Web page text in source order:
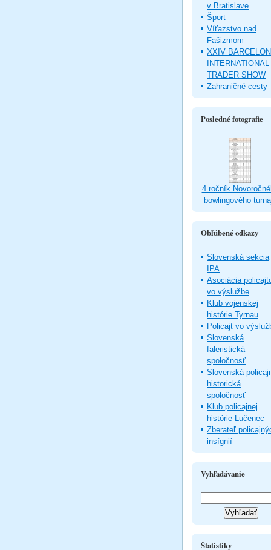
v Bratislave
Šport
Víťazstvo nad
Fašizmom
XXIV
INTERNATIONAL
TRADER SHOW
Zahraničné cesty
Posledné fotografie
4.ročník
bowlingového
Obľúbené odkazy
Slovenská sekcia
IPA
Asociácia
vo výslužbe
Klub vojenskej
histórie Tyrnau
Policajt vo
Slovenská
faleristická
spoločnosť
Slovenská
historická
spoločnosť
Klub policajnej
histórie Lučenec
Zberateľ
insígnií
Vyhľadávanie
Štatistiky